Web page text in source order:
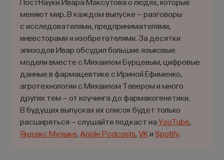
меняют мир. В каждом выпуске — разговоры
с исследователями, предпринимателями,
инвесторами и изобретателями. За десятки
эпизодов Ивар обсудил большие языковые
модели вместе с Михаилом Бурцевым, цифровые
данные в фармацевтике с Ириной Ефименко,
агротехнологии с Михаилом Тавером и много
других тем — от коучинга до фармакогенетики.
В будущих выпусках их список будет только
расширяться — слушайте подкаст на YouTube,
Яндекс Музыке, Apple Podcasts, VK и Spotify.